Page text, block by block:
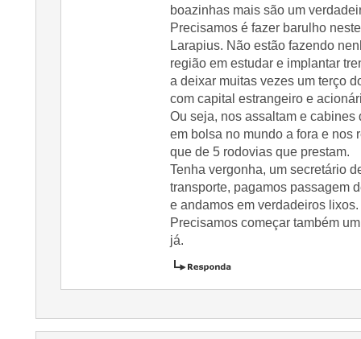
boazinhas mais são um
Precisamos é fazer barulho
Larapius. Não estão fazendo
região em estudar e implantar
a deixar muitas vezes um terço
com capital estrangeiro e
Ou seja, nos assaltam e
em bolsa no mundo a fora e nos
que de 5 rodovias que prestam.
Tenha vergonha, um secretário
transporte, pagamos passagem
e andamos em verdadeiros lixos.
Precisamos começar também
já.